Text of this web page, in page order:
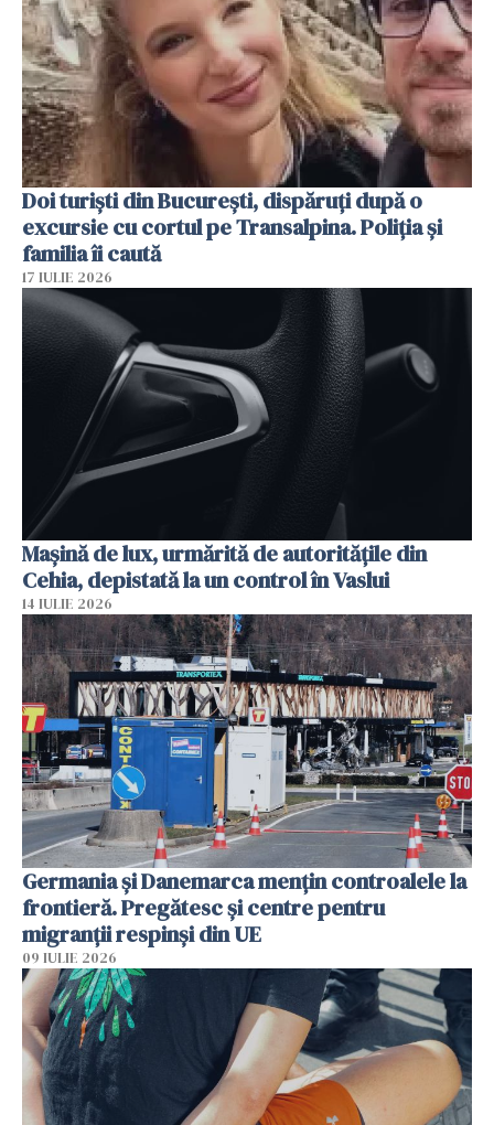
Doi turiști din București, dispăruți după o
excursie cu cortul pe Transalpina. Poliția și
familia îi caută
17 IULIE 2026
Mașină de lux, urmărită de autoritățile din
Cehia, depistată la un control în Vaslui
14 IULIE 2026
Germania și Danemarca mențin controalele la
frontieră. Pregătesc și centre pentru
migranții respinși din UE
09 IULIE 2026